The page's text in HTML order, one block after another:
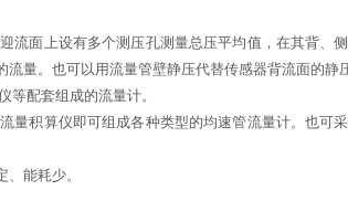
面上设有多个测压孔测量总压平均值，在其背、
量。也可以用流量管壁静压代替传感器背流面的静
等配套组成的流量计。
量积算仪即可组成各种类型的均速管流量计。也可
能耗少。